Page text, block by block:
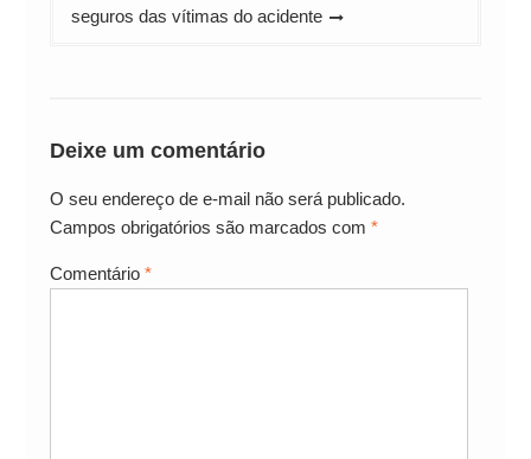
seguros das vítimas do acidente
Deixe um comentário
O seu endereço de e-mail não será publicado.
Campos obrigatórios são marcados com *
Comentário *